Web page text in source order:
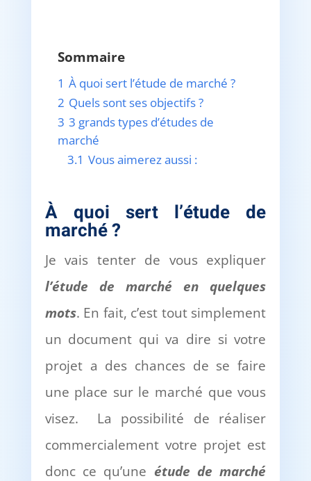
Sommaire
1 À quoi sert l’étude de marché ?
2 Quels sont ses objectifs ?
3 3 grands types d’études de
marché
3.1 Vous aimerez aussi :
À quoi sert l’étude de
marché?
Je vais tenter de vous expliquer
l’étude de marché
en quelques
mots. En fait, c’est tout simplement
un document qui va dire si votre
projet a des chances de se faire
une place sur le marché que vous
visez. La possibilité de réaliser
commercialement votre projet est
donc ce qu’une étude de marché